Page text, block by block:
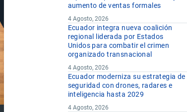
aumento de ventas formales
4 Agosto, 2026
Ecuador integra nueva coalición
regional liderada por Estados
Unidos para combatir el crimen
organizado transnacional
4 Agosto, 2026
Ecuador moderniza su estrategia de
seguridad con drones, radares e
inteligencia hasta 2029
4 Agosto, 2026